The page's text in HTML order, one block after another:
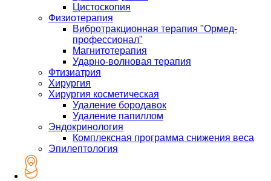
Цистоскопия
Физиотерапия
Вибротракционная терапия "Ормед-
профессионал"
Магнитотерапия
Ударно-волновая терапия
Фтизиатрия
Хирургия
Хирургия косметическая
Удаление бородавок
Удаление папиллом
Эндокринология
Комплексная программа снижения веса
Эпилептология